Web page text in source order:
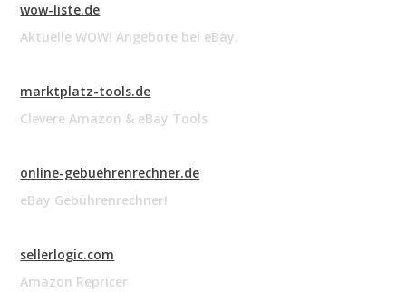
wow-liste.de
Aktuelle WOW! Angebote bei eBay.
marktplatz-tools.de
Clevere Amazon & eBay Tools
online-gebuehrenrechner.de
eBay Gebührenrechner!
sellerlogic.com
Amazon Repricer